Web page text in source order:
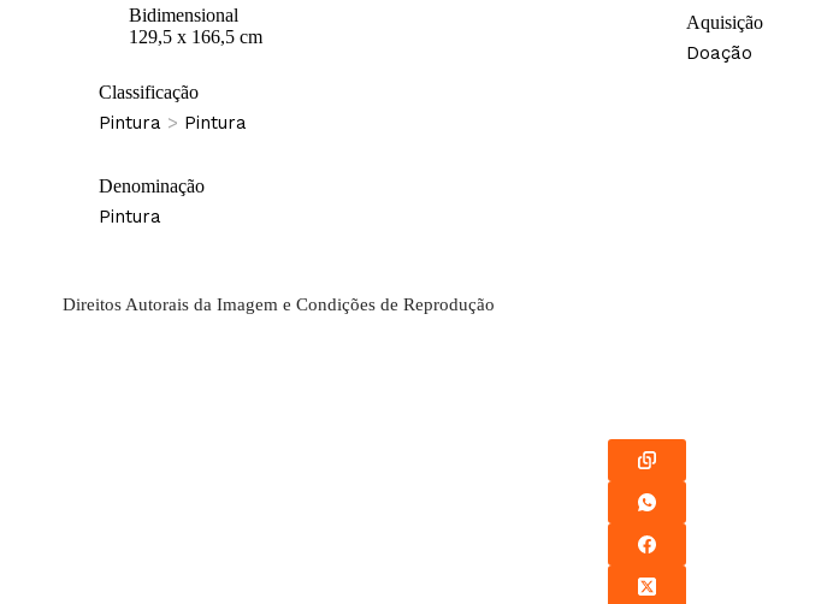
Bidimensional
129,5 x 166,5 cm
Classificação
Pintura > Pintura
Denominação
Pintura
Aquisição
Doação
Direitos Autorais da Imagem e Condições de Reprodução